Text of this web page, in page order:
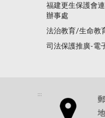
福建更生保護會
辦事處
法治教育/生命教
司法保護推廣-電
:::